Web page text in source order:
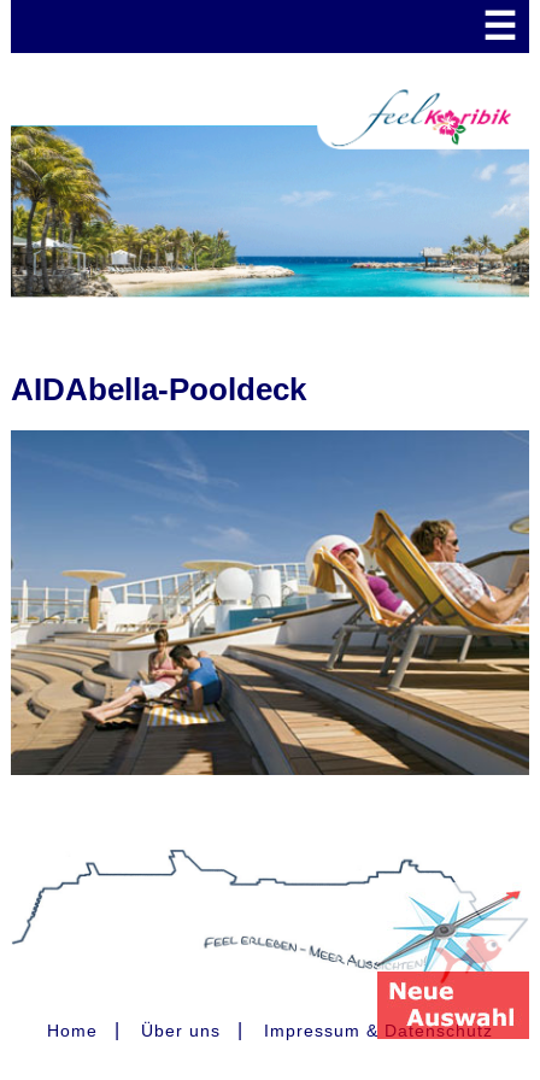
☰
AIDAbella-Pooldeck
Home Über uns Impressum & Datenschutz